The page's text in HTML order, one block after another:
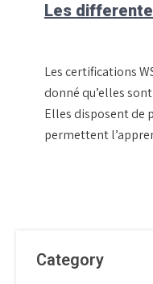
Les
Les certifications
donné qu’elles
Elles disposent de
permettent
Category